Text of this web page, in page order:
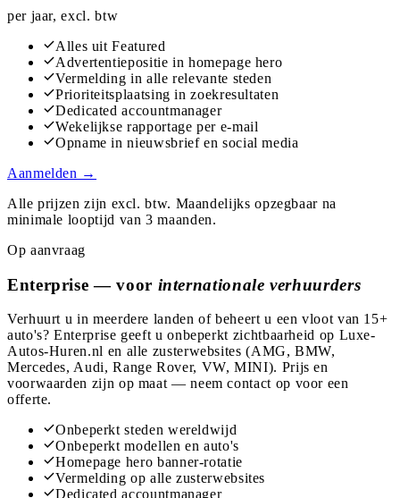
per jaar, excl. btw
Alles uit Featured
Advertentiepositie in homepage hero
Vermelding in alle relevante steden
Prioriteitsplaatsing in zoekresultaten
Dedicated accountmanager
Wekelijkse rapportage per e-mail
Opname in nieuwsbrief en social media
Aanmelden →
Alle prijzen zijn excl. btw. Maandelijks opzegbaar na
minimale looptijd van 3 maanden.
Op aanvraag
Enterprise — voor internationale verhuurders
Verhuurt u in meerdere landen of beheert u een vloot van 15+
auto's? Enterprise geeft u onbeperkt zichtbaarheid op Luxe-
Autos-Huren.nl en alle zusterwebsites (AMG, BMW,
Mercedes, Audi, Range Rover, VW, MINI). Prijs en
voorwaarden zijn op maat — neem contact op voor een
offerte.
Onbeperkt steden wereldwijd
Onbeperkt modellen en auto's
Homepage hero banner-rotatie
Vermelding op alle zusterwebsites
Dedicated accountmanager